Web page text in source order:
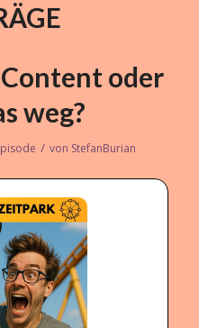
oder
weg?
/ von StefanBurian